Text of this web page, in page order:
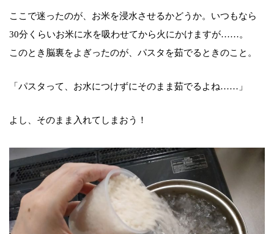
ここで迷ったのが、お米を浸水させるかどうか。いつもなら
30分くらいお米に水を吸わせてから火にかけますが……。
このとき脳裏をよぎったのが、パスタを茹でるときのこと。
「パスタって、お水につけずにそのまま茹でるよね……」
よし、そのまま入れてしまおう！